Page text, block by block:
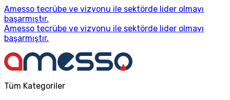
Amesso tecrübe ve vizyonu ile sektörde lider olmayı
başarmıştır.
Amesso tecrübe ve vizyonu ile sektörde lider olmayı
başarmıştır.
Tüm Kategoriler